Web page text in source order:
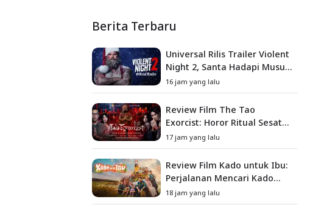
Berita Terbaru
Universal Rilis Trailer Violent
Night 2, Santa Hadapi Musuh
Baru
16 jam yang lalu
Review Film The Tao
Exorcist: Horor Ritual Sesat
Taiwan yang Penuh Misteri
dan Teror Psikologis
17 jam yang lalu
Review Film Kado untuk Ibu:
Perjalanan Mencari Kado
yang Mengajarkan Arti
Keluarga
18 jam yang lalu